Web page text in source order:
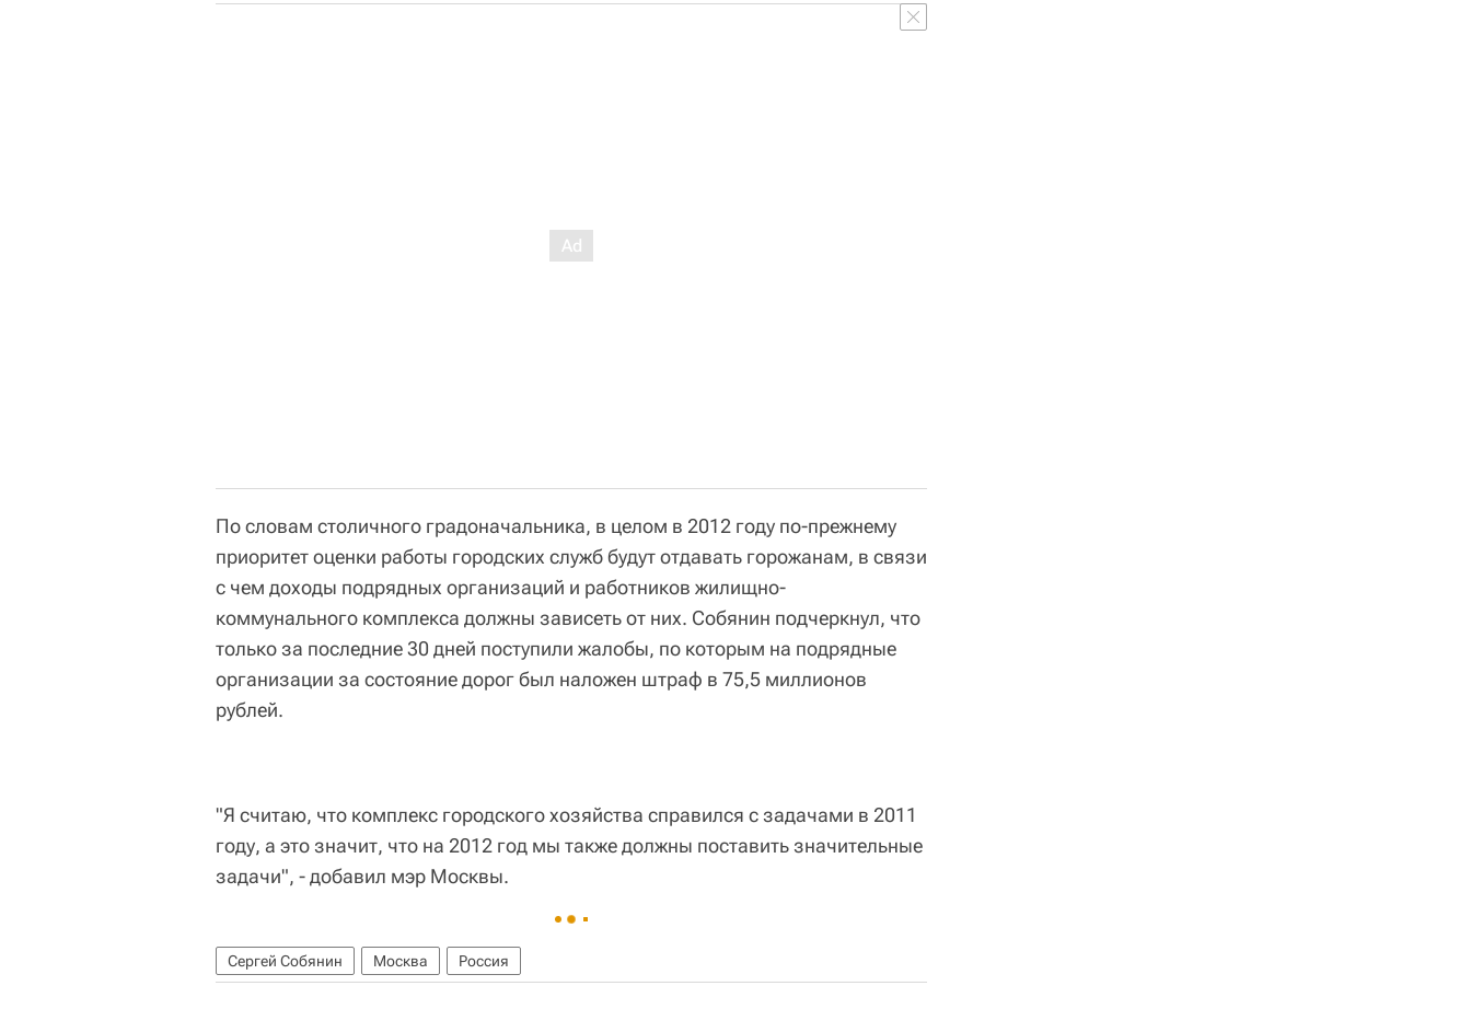
По словам столичного градоначальника, в целом в 2012 году по-прежнему
приоритет оценки работы городских служб будут отдавать горожанам, в связи
с чем доходы подрядных организаций и работников жилищно-
коммунального комплекса должны зависеть от них. Собянин подчеркнул, что
только за последние 30 дней поступили жалобы, по которым на подрядные
организации за состояние дорог был наложен штраф в 75,5 миллионов
рублей.
"Я считаю, что комплекс городского хозяйства справился с задачами в 2011
году, а это значит, что на 2012 год мы также должны поставить значительные
задачи", - добавил мэр Москвы.
Сергей Собянин Москва Россия